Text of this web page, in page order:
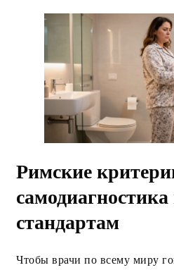
Римские
стандартам
Чтобы врачи по всему миру